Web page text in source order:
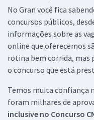
No Gran você fica
concursos públicos,
informações sobre as
online que oferecemos
rotina bem corrida, mas
o concurso que está
Temos muita confiança
foram milhares de
inclusive no Concurso